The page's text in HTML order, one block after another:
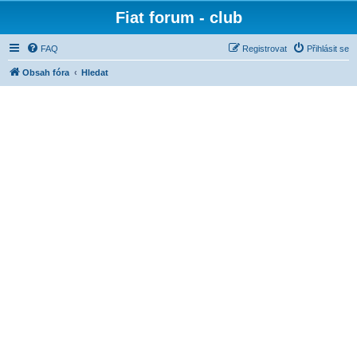
Fiat forum - club
FAQ Přihlásit se
Registrovat
Obsah fóra Hledat